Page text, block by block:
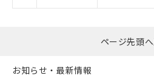
ページ先頭
お知らせ・最新情報
指します。